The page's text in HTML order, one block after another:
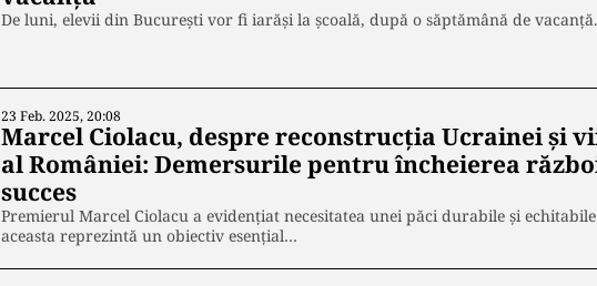
De luni, elevii din București vor fi iarăși la școală, după o săptămână de
23 Feb. 2025, 20:08
Marcel Ciolacu, despre reconstrucția Ucrainei și
al României: Demersurile pentru încheierea
succes
Premierul Marcel Ciolacu a evidențiat necesitatea unei păci durabile și
aceasta reprezintă un obiectiv esențial…